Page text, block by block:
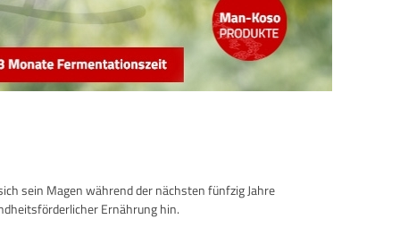
sein Magen während der nächsten fünfzig Jahre
Ernährung hin.